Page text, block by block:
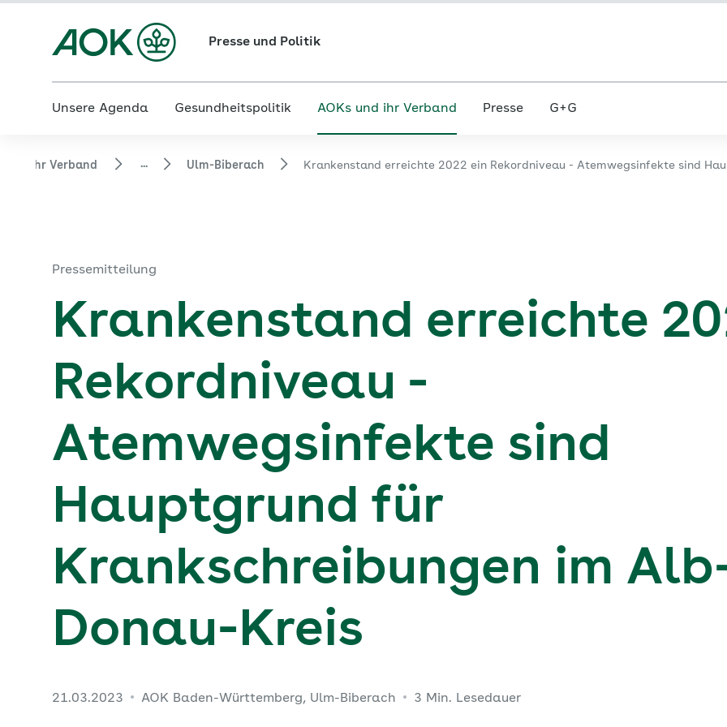
Presse und Politik
Unsere Agenda Gesundheitspolitik AOKs und ihr Verband Presse G+G
und ihr Verband ... Ulm-Biberach Krankenstand erreichte 2022 ein Rekordniveau - Atemwegsinfekte sind
Pressemitteilung
Krankenstand erreichte
Rekordniveau -
Atemwegsinfekte sind
Hauptgrund für
Krankschreibungen im
Donau-Kreis
21.03.2023 AOK Baden-Württemberg, Ulm-Biberach 3 Min. Lesedauer